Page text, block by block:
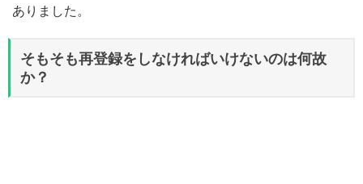
ありました。
そもそも再登録をしなければいけないのは何故
か？